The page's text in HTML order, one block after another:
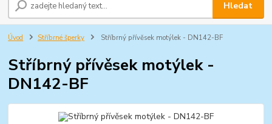
Hledat
Úvod Stříbrné šperky Stříbrný přívěsek motýlek - DN142-BF
Stříbrný přívěsek motýlek -
DN142-BF